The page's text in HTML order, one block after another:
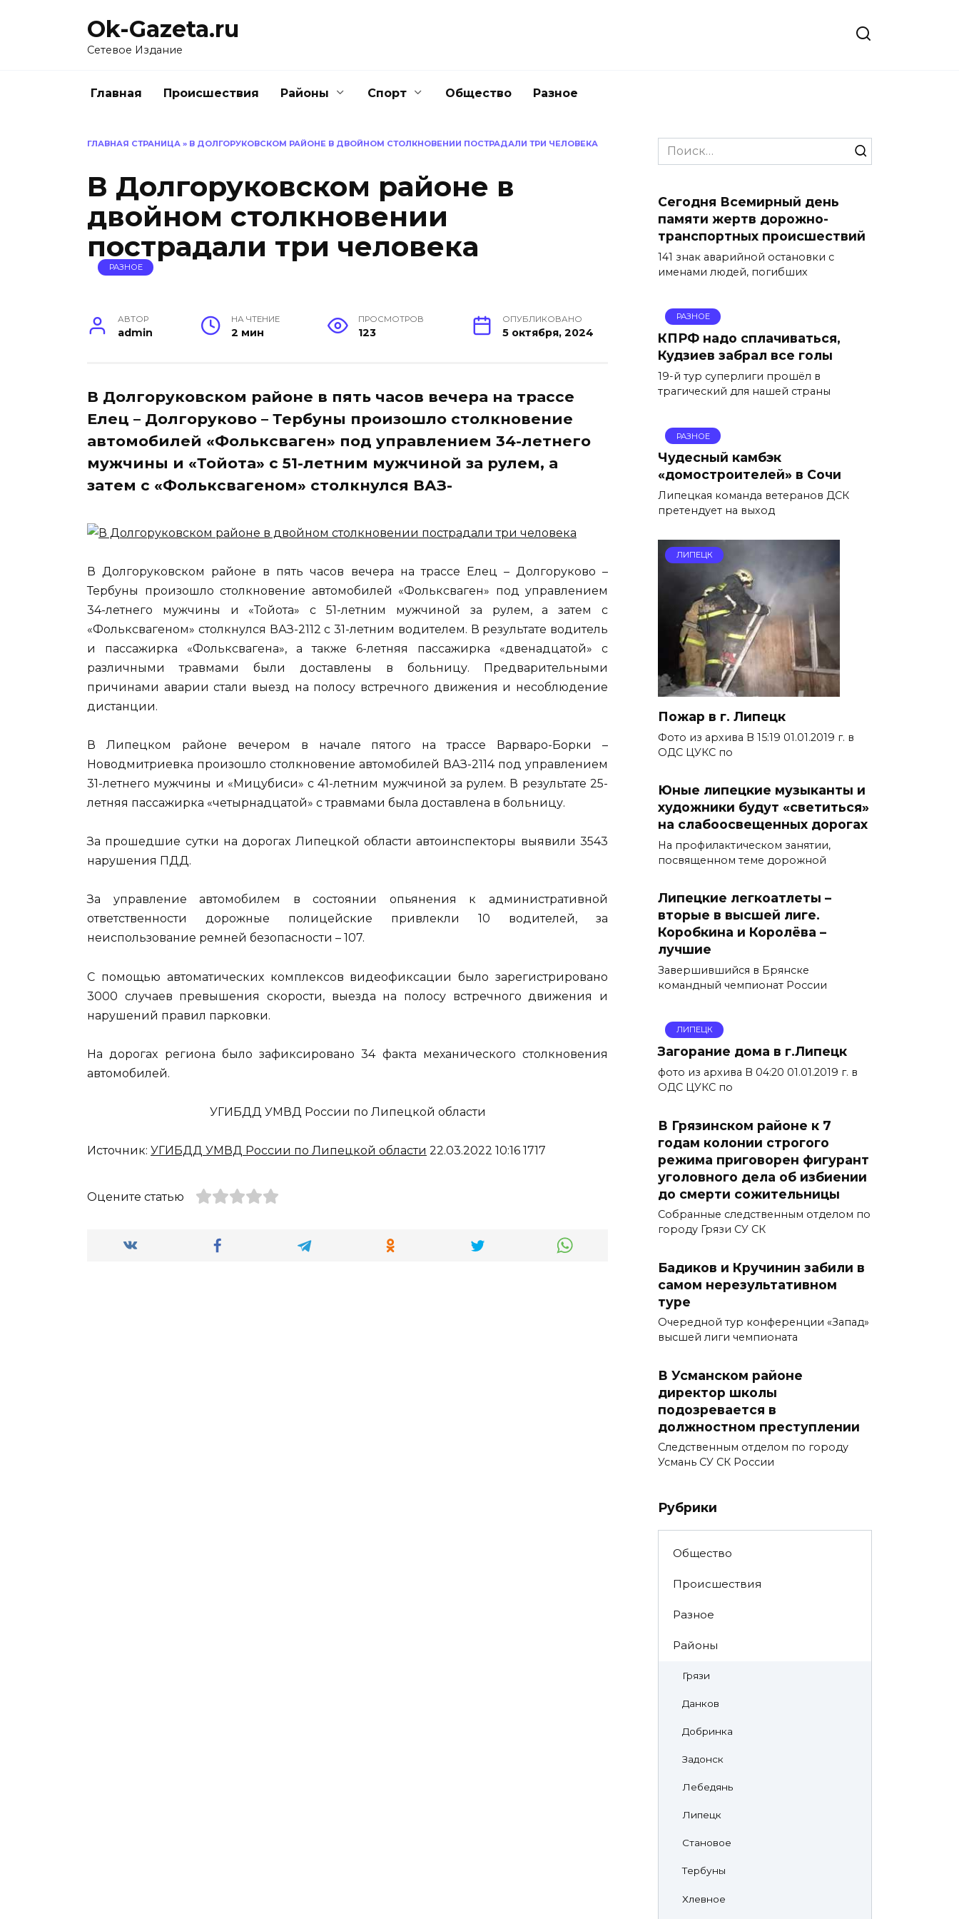
Ok-Gazeta.ru
Сетевое Издание
Главная Происшествия Районы Спорт Общество Разное
ГЛАВНАЯ СТРАНИЦА » В ДОЛГОРУКОВСКОМ РАЙОНЕ В ДВОЙНОМ СТОЛКНОВЕНИИ ПОСТРАДАЛИ ТРИ ЧЕЛОВЕКА
В Долгоруковском районе в
двойном столкновении
пострадали три человека
РАЗНОЕ
АВТОР
admin
НА ЧТЕНИЕ
2 мин
ПРОСМОТРОВ
123
ОПУБЛИКОВАНО
5 октября, 2024
В Долгоруковском районе в пять часов вечера на трассе
Елец – Долгоруково – Тербуны произошло столкновение
автомобилей «Фольксваген» под управлением 34-летнего
мужчины и «Тойота» с 51-летним мужчиной за рулем, а
затем с «Фольксвагеном» столкнулся ВАЗ-
В Долгоруковском районе в пять часов вечера на трассе Елец – Долгоруково –
Тербуны произошло столкновение автомобилей «Фольксваген» под управлением
34-летнего мужчины и «Тойота» с 51-летним мужчиной за рулем, а затем с
«Фольксвагеном» столкнулся ВАЗ-2112 с 31-летним водителем. В результате водитель
и пассажирка «Фольксвагена», а также 6-летняя пассажирка «двенадцатой» с
различными травмами были доставлены в больницу. Предварительными
причинами аварии стали выезд на полосу встречного движения и несоблюдение
дистанции.
В Липецком районе вечером в начале пятого на трассе Варваро-Борки –
Новодмитриевка произошло столкновение автомобилей ВАЗ-2114 под управлением
31-летнего мужчины и «Мицубиси» с 41-летним мужчиной за рулем. В результате 25-
летняя пассажирка «четырнадцатой» с травмами была доставлена в больницу.
За прошедшие сутки на дорогах Липецкой области автоинспекторы выявили 3543
нарушения ПДД.
За управление автомобилем в состоянии опьянения к административной
ответственности дорожные полицейские привлекли 10 водителей, за
неиспользование ремней безопасности – 107.
С помощью автоматических комплексов видеофиксации было зарегистрировано
3000 случаев превышения скорости, выезда на полосу встречного движения и
нарушений правил парковки.
На дорогах региона было зафиксировано 34 факта механического столкновения
автомобилей.
УГИБДД УМВД России по Липецкой области
Источник: УГИБДД УМВД России по Липецкой области 22.03.2022 10:16 1717
Оцените статью
Search
for:
Сегодня Всемирный день
памяти жертв дорожно-
транспортных происшествий
141 знак аварийной остановки с
именами людей, погибших
РАЗНОЕ
КПРФ надо сплачиваться,
Кудзиев забрал все голы
19-й тур суперлиги прошёл в
трагический для нашей страны
РАЗНОЕ
Чудесный камбэк
«домостроителей» в Сочи
Липецкая команда ветеранов ДСК
претендует на выход
ЛИПЕЦК
Пожар в г. Липецк
Фото из архива В 15:19 01.01.2019 г. в
ОДС ЦУКС по
Юные липецкие музыканты и
художники будут «светиться»
на слабоосвещенных дорогах
На профилактическом занятии,
посвященном теме дорожной
Липецкие легкоатлеты –
вторые в высшей лиге.
Коробкина и Королёва –
лучшие
Завершившийся в Брянске
командный чемпионат России
ЛИПЕЦК
Загорание дома в г.Липецк
фото из архива В 04:20 01.01.2019 г. в
ОДС ЦУКС по
В Грязинском районе к 7
годам колонии строгого
режима приговорен фигурант
уголовного дела об избиении
до смерти сожительницы
Собранные следственным отделом по
городу Грязи СУ СК
Бадиков и Кручинин забили в
самом нерезультативном
туре
Очередной тур конференции «Запад»
высшей лиги чемпионата
В Усманском районе
директор школы
подозревается в
должностном преступлении
Следственным отделом по городу
Усмань СУ СК России
Рубрики
Общество
Происшествия
Разное
Районы
Грязи
Данков
Добринка
Задонск
Лебедянь
Липецк
Становое
Тербуны
Хлевное